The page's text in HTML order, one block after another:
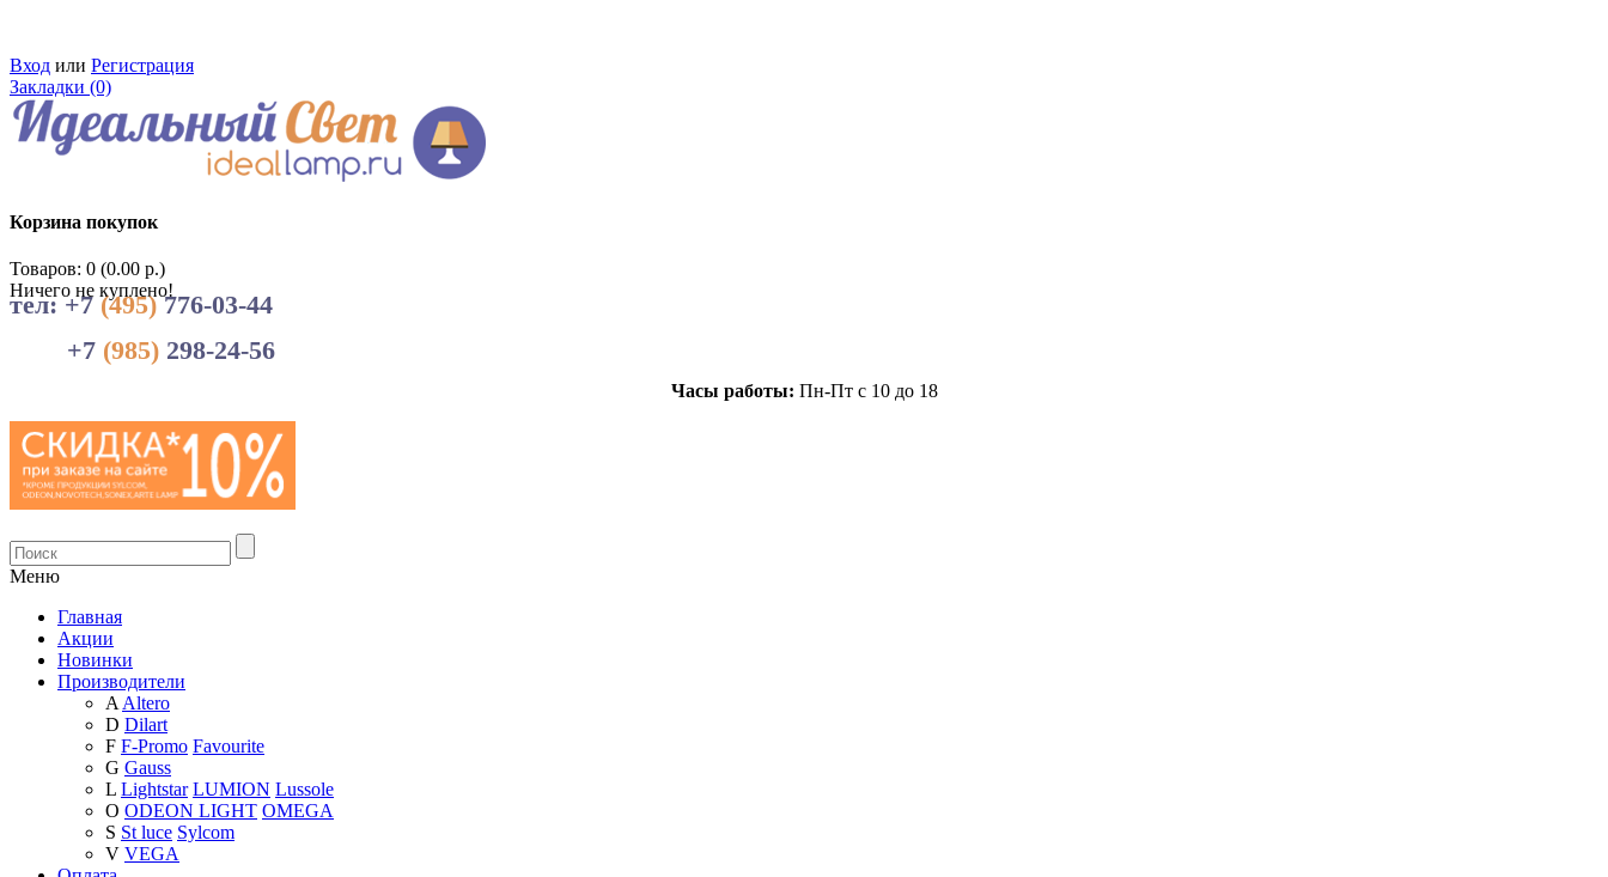
Вход или Регистрация
Закладки (0)
Корзина покупок
Товаров: 0 (0.00 р.)
Ничего не куплено!
тел: +7(495)776-03-44
+7 (985) 298-24-56
Часы работы: Пн-Пт с 10 до 18
Меню
Главная
Акции
Новинки
Производители
AAltero
D Dilart
F F-Promo Favourite
G Gauss
L Lightstar LUMION Lussole
O ODEON LIGHT OMEGA
S St luce Sylcom
V VEGA